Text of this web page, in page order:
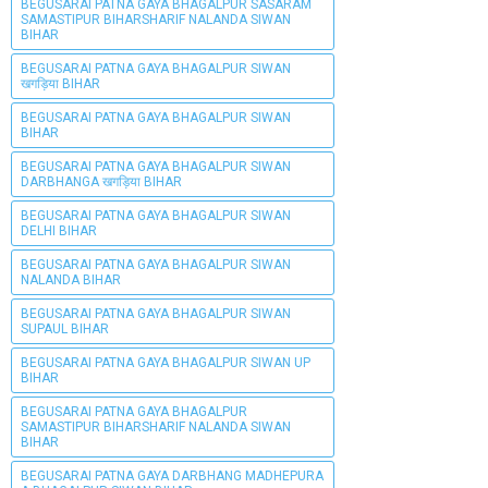
BEGUSARAI PATNA GAYA BHAGALPUR SASARAM
SAMASTIPUR BIHARSHARIF NALANDA SIWAN
BIHAR
BEGUSARAI PATNA GAYA BHAGALPUR SIWAN
खगड़िया BIHAR
BEGUSARAI PATNA GAYA BHAGALPUR SIWAN
BIHAR
BEGUSARAI PATNA GAYA BHAGALPUR SIWAN
DARBHANGA खगड़िया BIHAR
BEGUSARAI PATNA GAYA BHAGALPUR SIWAN
DELHI BIHAR
BEGUSARAI PATNA GAYA BHAGALPUR SIWAN
NALANDA BIHAR
BEGUSARAI PATNA GAYA BHAGALPUR SIWAN
SUPAUL BIHAR
BEGUSARAI PATNA GAYA BHAGALPUR SIWAN UP
BIHAR
BEGUSARAI PATNA GAYA BHAGALPUR
SAMASTIPUR BIHARSHARIF NALANDA SIWAN
BIHAR
BEGUSARAI PATNA GAYA DARBHANG MADHEPURA